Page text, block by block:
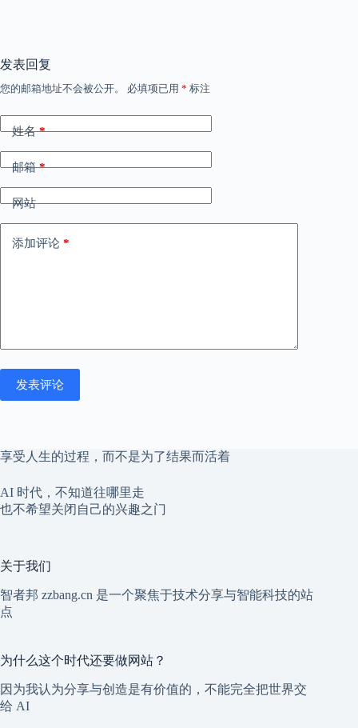
发表回复
您的邮箱地址不会被公开。 必填项已用 * 标注
姓名*
邮箱*
网站
添加评论 *
发表评论
享受人生的过程，而不是为了结果而活着
AI 时代，不知道往哪里走
也不希望关闭自己的兴趣之门
关于我们
智者邦 zzbang.cn 是一个聚焦于技术分享与智能科技的站
点
为什么这个时代还要做网站？
因为我认为分享与创造是有价值的，不能完全把世界交
给 AI